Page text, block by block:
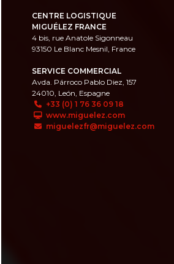
CENTRE LOGISTIQUE
MIGUÉLEZ FRANCE
4 bis, rue Anatole Sigonneau
93150 Le Blanc Mesnil, France
SERVICE COMMERCIAL
Avda. Párroco Pablo Diez, 157
24010, León, Espagne
+33 (0) 1 76 36 09 18
www.miguelez.com
miguelezfr@miguelez.com